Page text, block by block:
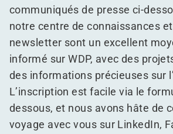
communiqués de presse ci-
notre centre de connaissances
newsletter sont un excellent
informé sur WDP, avec des
des informations précieuses sur
L’inscription est facile via le
dessous, et nous avons hâte de
voyage avec vous sur LinkedIn,